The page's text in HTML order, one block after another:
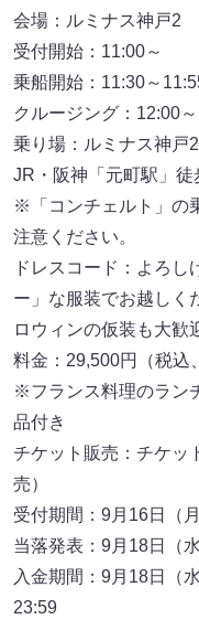
会場：ルミナス神戸2
受付開始：11:00～
乗船開始：11:30～
クルージング：12:00
乗り場：ルミナス神戸
JR・阪神「元町駅」徒
※「コンチェルト」の
注意ください。
ドレスコード：よろし
ー」な服装でお越しく
ロウィンの仮装も大歓
料金：29,500円（税込
※フランス料理のラン
品付き
チケット販売：チケ
売）
受付期間：9月16日（
当落発表：9月18日（
入金期間：9月18日（
23:59